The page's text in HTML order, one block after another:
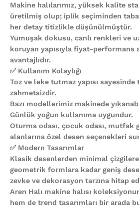
Makine halılarımız, yüksek kalite
üretilmiş olup; iplik seçiminden
her detay titizlikle düşünülmüştür.
Yumuşak dokusu, canlı renkleri ve
koruyan yapısıyla fiyat-performans
avantajlıdır.
✅ Kullanım Kolaylığı
Toz ve leke tutmaz yapısı sayesinde
zahmetsizdir.
Bazı modellerimiz makinede
Günlük yoğun kullanıma uygundur.
Oturma odası, çocuk odası, mutfak
alanlarına özel desen seçenekleri
✅ Modern Tasarımlar
Klasik desenlerden minimal
geometrik formlara kadar geniş
zevke ve dekorasyon tarzına hitap
Aren Halı makine halısı
hem de trend tasarımları bir arada